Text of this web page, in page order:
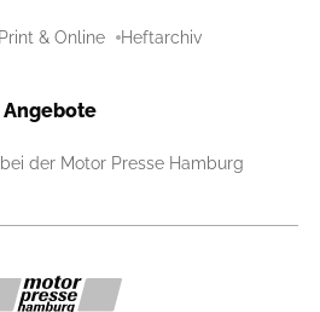
& Online Heftarchiv
Angebote
der Motor Presse Hamburg